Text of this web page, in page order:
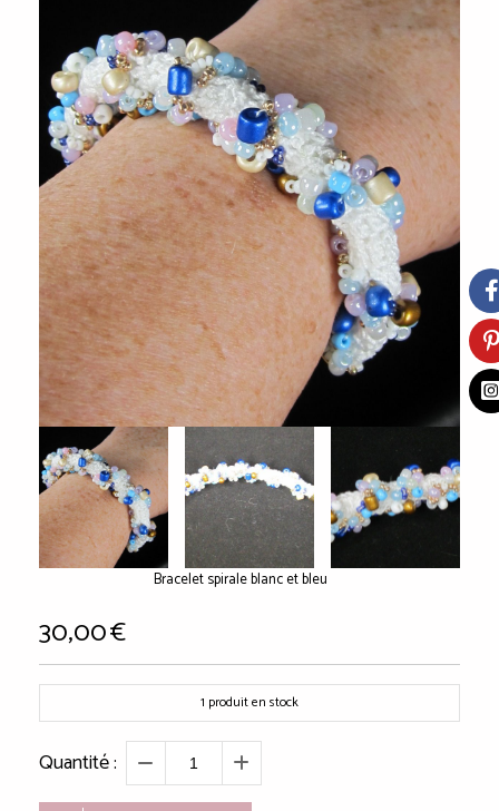
Bracelet spirale blanc et bleu
30,00€
1 produit en stock
Quantité :